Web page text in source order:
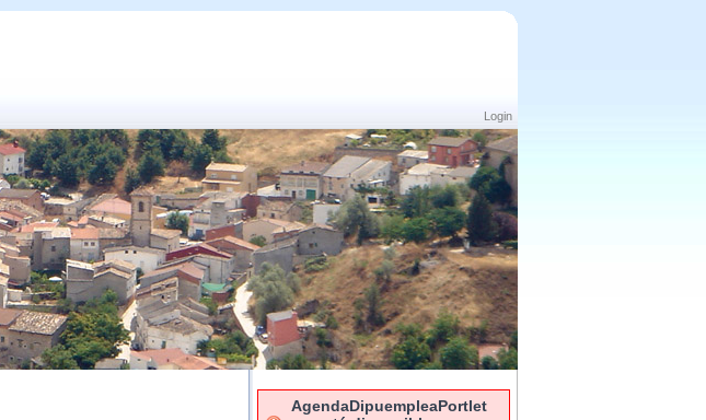
Login
AgendaDipuempleaPortlet